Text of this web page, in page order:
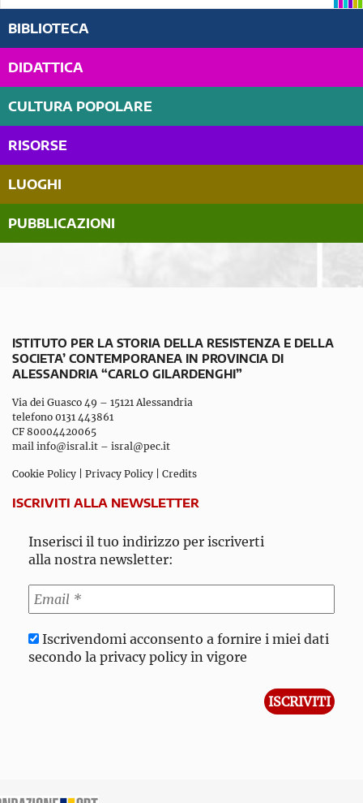
BIBLIOTECA
DIDATTICA
CULTURA POPOLARE
RISORSE
LUOGHI
PUBBLICAZIONI
ISTITUTO PER LA STORIA DELLA RESISTENZA E DELLA
SOCIETA’ CONTEMPORANEA IN PROVINCIA DI
ALESSANDRIA “CARLO GILARDENGHI”
Via dei Guasco 49 – 15121 Alessandria
telefono 0131 443861
CF 80004420065
mail info@isral.it – isral@pec.it
Cookie Policy Privacy Policy Credits
ISCRIVITI ALLA NEWSLETTER
Inserisci il tuo indirizzo per iscriverti
alla nostra newsletter:
Iscrivendomi acconsento a fornire i miei dati
secondo la privacy policy in vigore